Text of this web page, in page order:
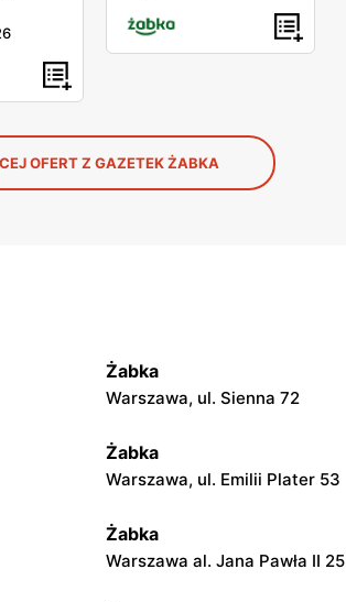
OFERT Z GAZETEK ŻABKA
Żabka
Warszawa, ul. Sienna 72
Żabka
Warszawa, ul. Emilii Plater 53
Żabka
Warszawa al. Jana Pawła II 25